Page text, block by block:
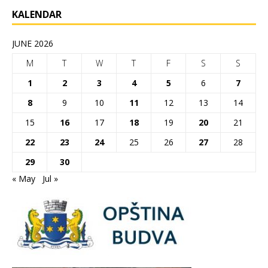
KALENDAR
JUNE 2026
M
T W T F S
S
1
2 3 4 5 6
7
8
9 10 11 12 13
14
15
16 17 18 19 20
21
22
23 24 25 26 27
28
29
30
« May
Jul »